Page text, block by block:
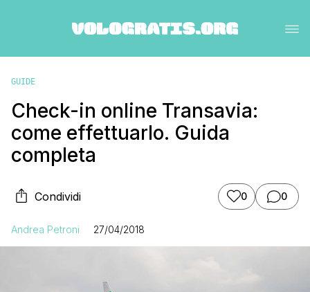
GUIDE
Check-in online Transavia:
come effettuarlo. Guida
completa
Condividi 0 0
Andrea Petroni 27/04/2018